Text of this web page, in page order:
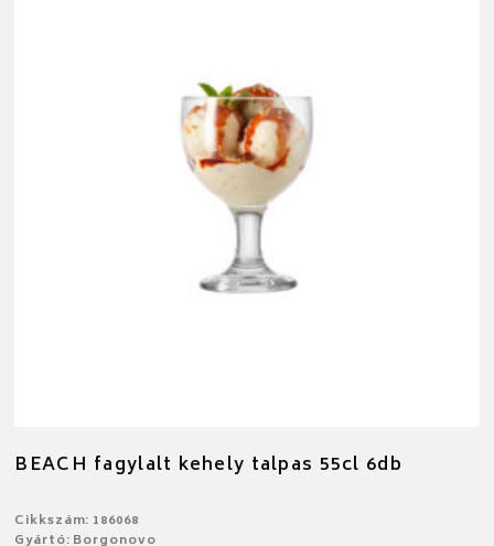
BEACH fagylalt kehely talpas 55cl 6db
Cikkszám: 186068
Gyártó: Borgonovo